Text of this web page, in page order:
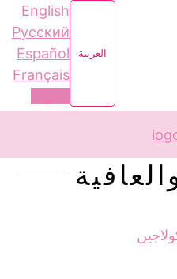
العربية
English
Русский
Español
Français